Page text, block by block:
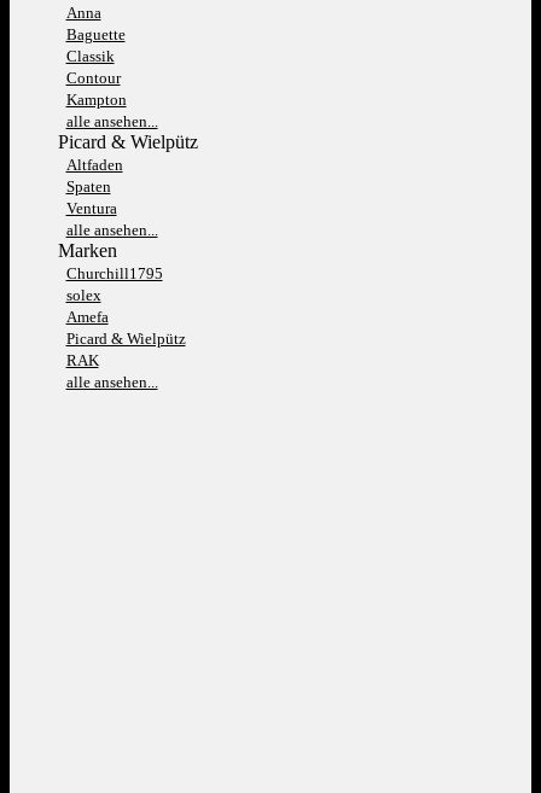
Anna
Baguette
Classik
Contour
Kampton
alle ansehen...
Picard & Wielpütz
Altfaden
Spaten
Ventura
alle ansehen...
Marken
Churchill1795
solex
Amefa
Picard & Wielpütz
RAK
alle ansehen...